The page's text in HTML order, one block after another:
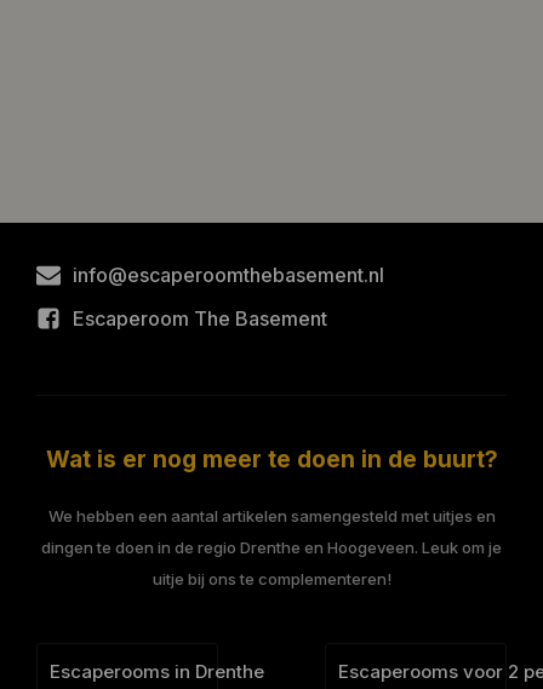
info@escaperoomthebasement.nl
Escaperoom The Basement
Wat is er nog meer te doen in de buurt?
We hebben een aantal artikelen samengesteld met uitjes en
dingen te doen in de regio Drenthe en Hoogeveen. Leuk om je
uitje bij ons te complementeren!
Escaperooms in Drenthe Escaperooms voor 2